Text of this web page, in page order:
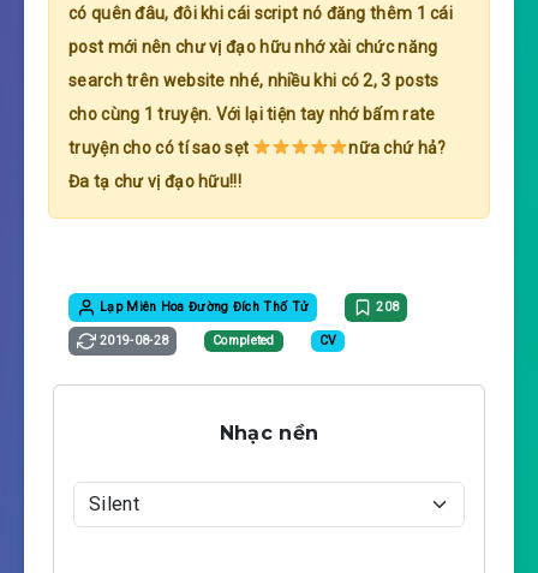
có quên đâu, đôi khi cái script nó đăng thêm 1 cái
post mới nên chư vị đạo hữu nhớ xài chức năng
search trên website nhé, nhiều khi có 2, 3 posts
cho cùng 1 truyện. Với lại tiện tay nhớ bấm rate
truyện cho có tí sao sẹt
nữa chứ hả?
Đa tạ chư vị đạo hữu!!!
Lạp Miên Hoa Đường Đích Thố Tử 208
2019-08-28 Completed CV
Nhạc nền